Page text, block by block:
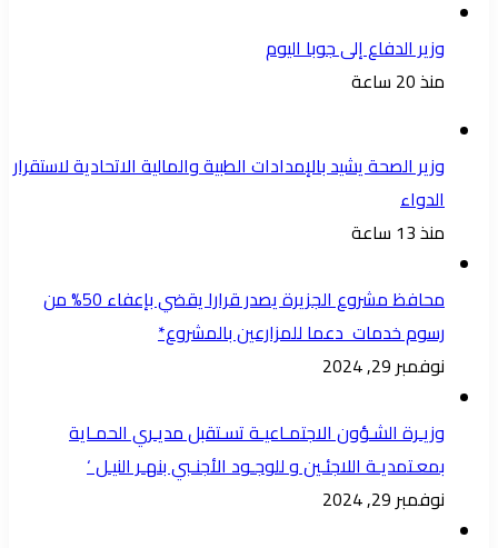
وزير الدفاع إلى جوبا اليوم
منذ 20 ساعة
وزير الصحة يشيد بالإمدادات الطبية والمالية الاتحادية لاستقرار
الدواء
منذ 13 ساعة
محافظ مشروع الجزيرة يصدر قرارا يقضي بإعفاء 50% من
رسوم خدمات دعما للمزارعين بالمشروع*
نوفمبر 29, 2024
وزيـرة الشـؤون الاجتمـاعيـة تسـتقبل مديـري الحمـاية
بمعـتمديـة اللاجئـين و للوجـود الأجنـبي بنهـر النيـل ‘
نوفمبر 29, 2024